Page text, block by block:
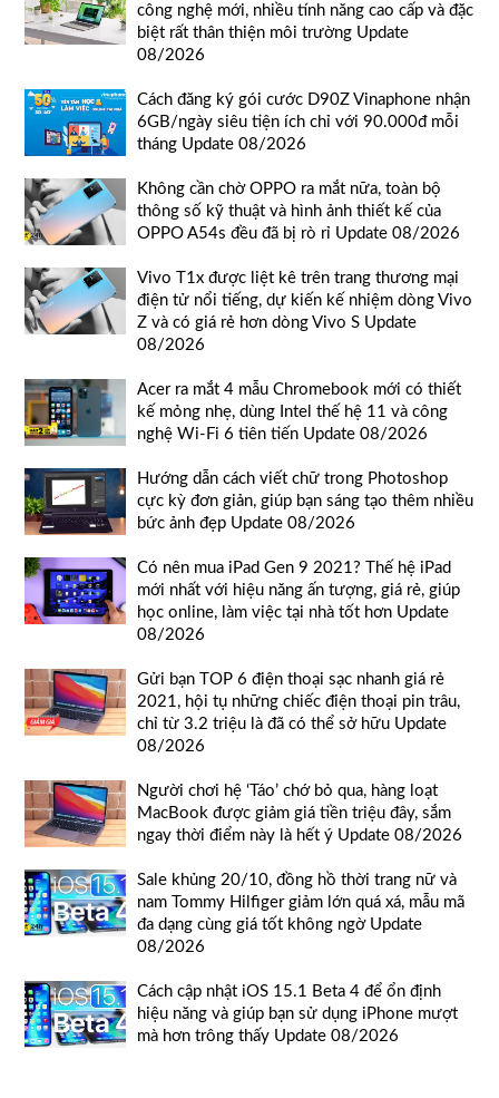
công nghệ mới, nhiều tính năng cao cấp và đặc
biệt rất thân thiện môi trường Update
08/2026
Cách đăng ký gói cước D90Z Vinaphone nhận
6GB/ngày siêu tiện ích chỉ với 90.000đ mỗi
tháng Update 08/2026
Không cần chờ OPPO ra mắt nữa, toàn bộ
thông số kỹ thuật và hình ảnh thiết kế của
OPPO A54s đều đã bị rò rỉ Update 08/2026
Vivo T1x được liệt kê trên trang thương mại
điện tử nổi tiếng, dự kiến kế nhiệm dòng Vivo
Z và có giá rẻ hơn dòng Vivo S Update
08/2026
Acer ra mắt 4 mẫu Chromebook mới có thiết
kế mỏng nhẹ, dùng Intel thế hệ 11 và công
nghệ Wi-Fi 6 tiên tiến Update 08/2026
Hướng dẫn cách viết chữ trong Photoshop
cực kỳ đơn giản, giúp bạn sáng tạo thêm nhiều
bức ảnh đẹp Update 08/2026
Có nên mua iPad Gen 9 2021? Thế hệ iPad
mới nhất với hiệu năng ấn tượng, giá rẻ, giúp
học online, làm việc tại nhà tốt hơn Update
08/2026
Gửi bạn TOP 6 điện thoại sạc nhanh giá rẻ
2021, hội tụ những chiếc điện thoại pin trâu,
chỉ từ 3.2 triệu là đã có thể sở hữu Update
08/2026
Người chơi hệ ‘Táo’ chớ bỏ qua, hàng loạt
MacBook được giảm giá tiền triệu đây, sắm
ngay thời điểm này là hết ý Update 08/2026
Sale khủng 20/10, đồng hồ thời trang nữ và
nam Tommy Hilfiger giảm lớn quá xá, mẫu mã
đa dạng cùng giá tốt không ngờ Update
08/2026
Cách cập nhật iOS 15.1 Beta 4 để ổn định
hiệu năng và giúp bạn sử dụng iPhone mượt
mà hơn trông thấy Update 08/2026